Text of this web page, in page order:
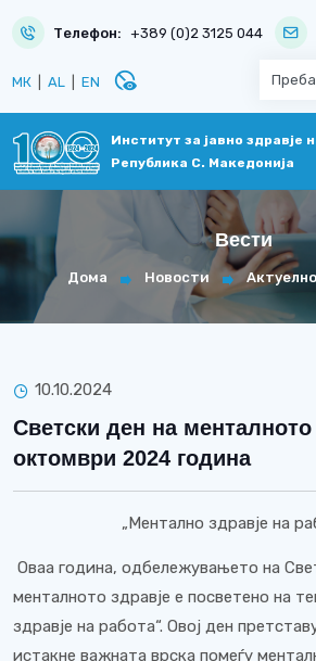
Телефон: +389 (0)2 3125 044
МК AL EN disabled_visible
Институт за јавно здравје
Република С. Македонија
Вести
Дома Новости
10.10.2024
Светски ден на менталното
октомври 2024 година
„Ментално здравје на
Оваа година, одбележувањето на
менталното здравје е посветено на
здравје на работа“. Овој ден
истакне важната врска помеѓу